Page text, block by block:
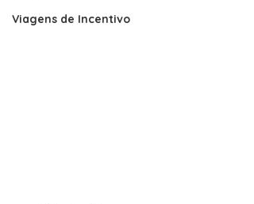
Viagens de Incentivo